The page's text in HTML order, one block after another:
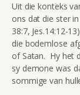
Uit die konteks
ons dat die ster in
38:7, Jes.14:12-
die bodemlose
of Satan. Hy het
sy demone was
sommige van